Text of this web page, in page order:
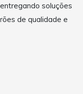
soluções
de qualidade e